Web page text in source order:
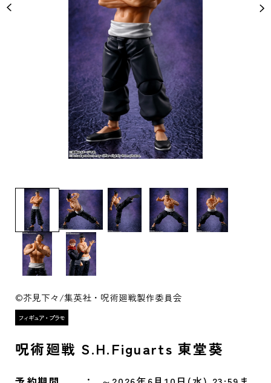
©芥見下々/集英社・呪術廻戦製作委員会
呪術廻戦 S.H.Figuarts 東堂葵